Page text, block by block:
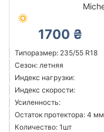
1700 ₴
Типоразмер: 235/55 R18
Сезон: летняя
Индекс нагрузки:
Индекс скорости:
Усиленность:
Остаток протектора: 4 мм
Количество: 1шт
Accelera
Advanta
Antares
Apollo
Arivo
Austone